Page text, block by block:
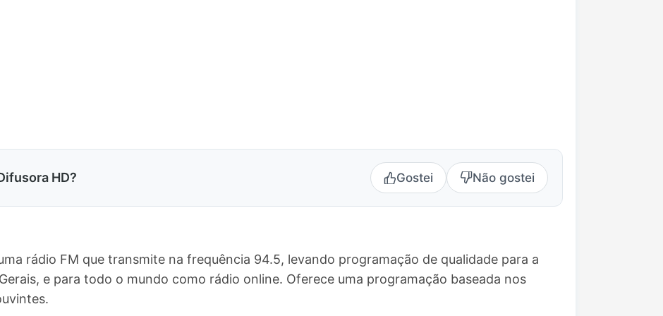
HD? Gostei Não gostei
rádio FM que transmite na frequência 94.5, levando programação de qualidade para a
e para todo o mundo como rádio online. Oferece uma programação baseada nos